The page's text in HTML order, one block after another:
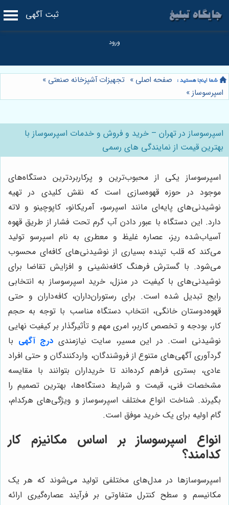
ثبت آگهی
صفحه اصلی » تجهیزات آشپزخانه صنعتی »
اسپرسوساز»
اسپرسوساز در تهران – خرید و فروش و خدمات اسپرسوساز با
بهترین قیمت از نمایندگی های رسمی
اسپرسوساز یکی از محبوب‌ترین و پرکاربردترین دستگاه‌های
موجود در حوزه قهوه‌سازی است که نقش کلیدی در تهیه
نوشیدنی‌های پایه‌ای مانند اسپرسو، آمریکانو، کاپوچینو و لاته
دارد. این دستگاه با عبور دادن آب گرم تحت فشار از طریق قهوه
آسیاب‌شده ریز، عصاره غلیظ و معطری به نام اسپرسو تولید
می‌کند که قلب تپنده بسیاری از نوشیدنی‌های کافه‌ای محسوب
می‌شود. با گسترش فرهنگ کافه‌نشینی و افزایش تقاضا برای
نوشیدنی‌های با کیفیت در منزل، خرید اسپرسوساز به انتخابی
رایج تبدیل شده است. برای رستوران‌داران، کافه‌داران و حتی
قهوه‌دوستان خانگی، انتخاب دستگاه مناسب با توجه به حجم
کار، بودجه و تخصص کاربر، امری مهم و تأثیرگذار بر کیفیت نهایی
نوشیدنی است. در این مسیر، سایت نیازمندی درج آگهی با
گردآوری آگهی‌های متنوع از فروشندگان، واردکنندگان و حتی افراد
عادی، بستری فراهم کرده‌اند تا خریداران بتوانند با مقایسه
مشخصات فنی، قیمت و شرایط دستگاه‌ها، بهترین تصمیم را
بگیرند. شناخت انواع مختلف اسپرسوساز و ویژگی‌های هرکدام،
گام اولیه برای یک خرید موفق است.
انواع اسپرسوساز بر اساس مکانیزم کار
کدامند؟
اسپرسوسازها در مدل‌های مختلفی تولید می‌شوند که هر یک
مکانیسم و سطح کنترل متفاوتی بر فرآیند عصاره‌گیری ارائه